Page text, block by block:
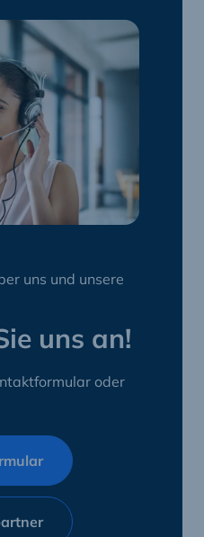
uns und unsere
uns an!
oder